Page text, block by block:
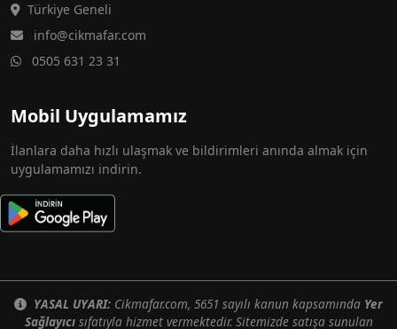
Türkiye Geneli
info@cikmafar.com
0505 631 23 31
Mobil Uygulamamız
İlanlara daha hızlı ulaşmak ve bildirimleri anında almak için
uygulamamızı indirin.
YASAL UYARI: Cikmafar.com, 5651 sayılı kanun kapsamında Yer
Sağlayıcısıfatıyla hizmet vermektedir. Sitemizde satışa sunulan